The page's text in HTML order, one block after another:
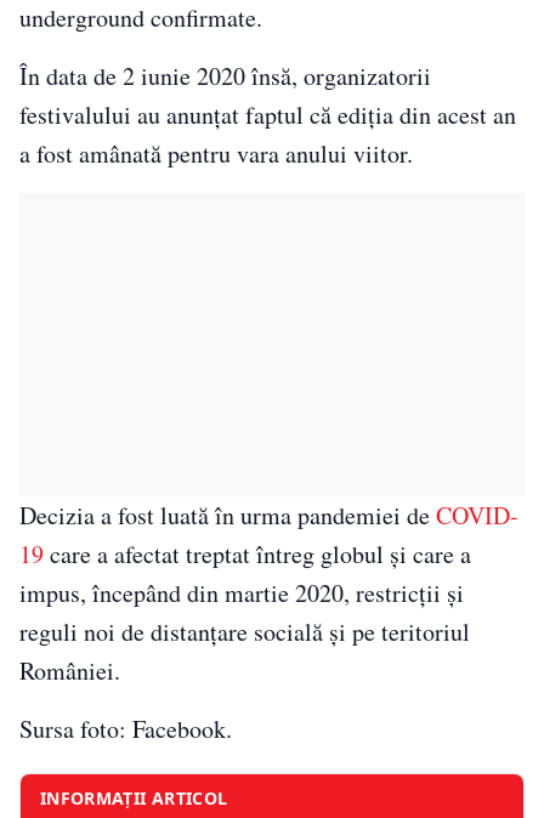
underground confirmate.
În data de 2 iunie 2020 însă, organizatorii
festivalului au anunțat faptul că ediția din acest an
a fost amânată pentru vara anului viitor.
Decizia a fost luată în urma pandemiei deCOVID-
19care a afectat treptat întreg globul și care a
impus, începând din martie 2020, restricții și
reguli noi de distanțare socială și pe teritoriul
României.
Sursa foto: Facebook.
INFORMAȚII ARTICOL